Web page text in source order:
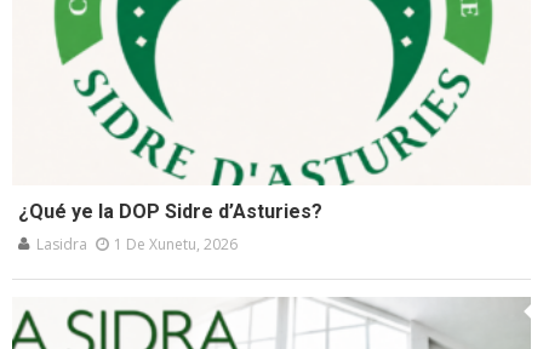
¿Qué ye la DOP Sidre d’Asturies?
Lasidra 1 De Xunetu, 2026